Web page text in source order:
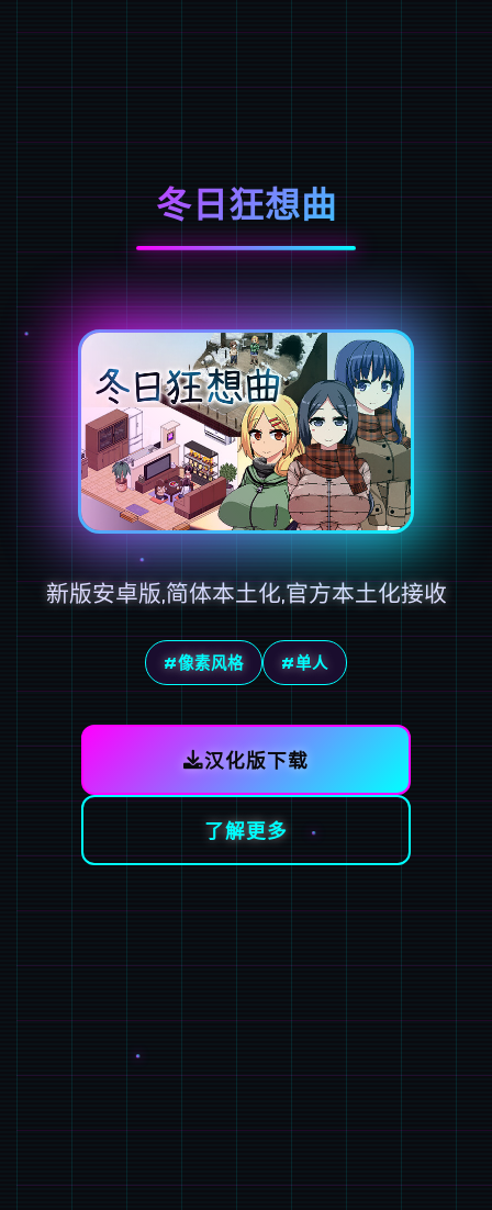
冬日狂想曲
新版安卓版,简体本土化,官方本土化接收
#像素风格 #单人
汉化版下载
了解更多